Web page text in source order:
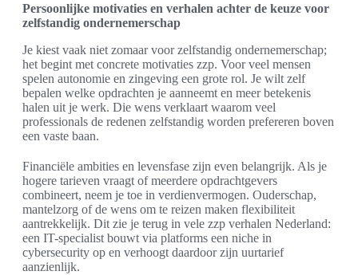
Persoonlijke motivaties en verhalen achter de keuze voor
zelfstandig ondernemerschap
Je kiest vaak niet zomaar voor zelfstandig ondernemerschap;
het begint met concrete motivaties zzp. Voor veel mensen
spelen autonomie en zingeving een grote rol. Je wilt zelf
bepalen welke opdrachten je aanneemt en meer betekenis
halen uit je werk. Die wens verklaart waarom veel
professionals de redenen zelfstandig worden prefereren boven
een vaste baan.
Financiële ambities en levensfase zijn even belangrijk. Als je
hogere tarieven vraagt of meerdere opdrachtgevers
combineert, neem je toe in verdienvermogen. Ouderschap,
mantelzorg of de wens om te reizen maken flexibiliteit
aantrekkelijk. Dit zie je terug in vele zzp verhalen Nederland:
een IT-specialist bouwt via platforms een niche in
cybersecurity op en verhoogt daardoor zijn uurtarief
aanzienlijk.